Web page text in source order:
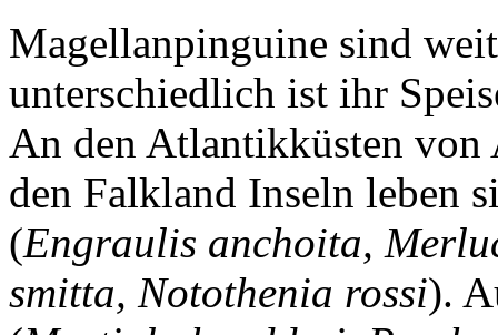
Magellanpinguine sind
unterschiedlich ist ihr
An den Atlantikküsten
den Falkland Inseln leben
(Engraulis anchoita,
smitta, Notothenia rossi).